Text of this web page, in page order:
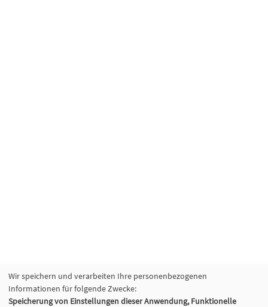
Wir speichern und verarbeiten Ihre personenbezogenen
Informationen für folgende Zwecke:
Speicherung von Einstellungen dieser Anwendung, Funktionelle